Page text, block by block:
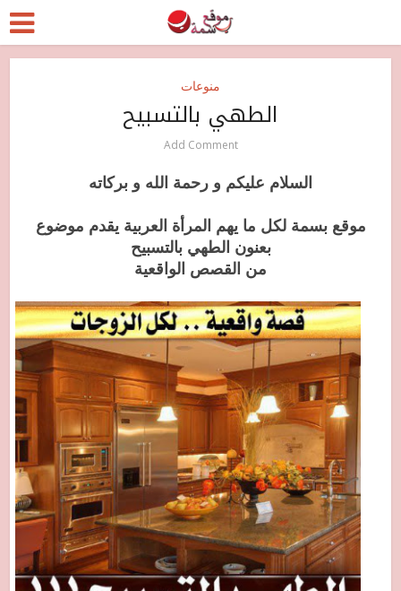
منوعات
الطهي بالتسبيح
Add Comment
السلام عليكم و رحمة الله و بركاته
موقع بسمة لكل ما يهم المرأة العربية يقدم موضوع
بعنون الطهي بالتسبيح
من القصص الواقعية